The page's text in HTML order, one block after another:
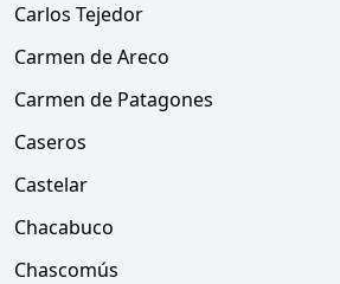
Carlos Tejedor
Carmen de Areco
Carmen de Patagones
Caseros
Castelar
Chacabuco
Chascomús